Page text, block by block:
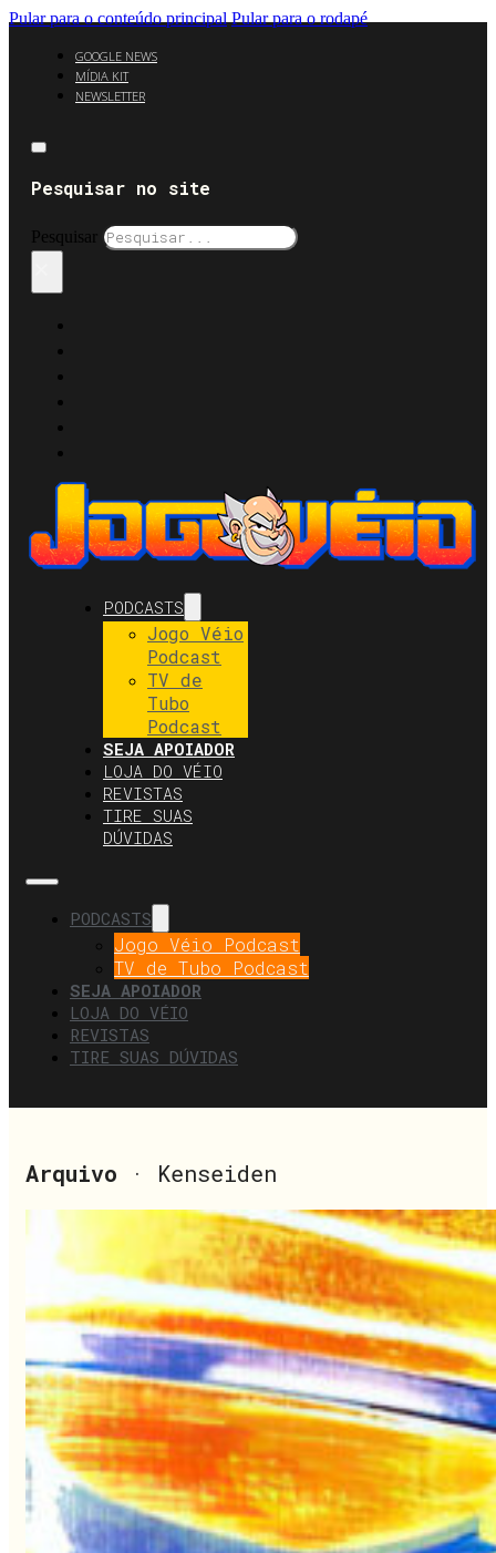
Pular para o conteúdo principal Pular para o rodapé
GOOGLE NEWS
MÍDIA KIT
NEWSLETTER
Pesquisar no site
Pesquisar
PODCASTS
Jogo Véio
Podcast
TV de
Tubo
Podcast
SEJA APOIADOR
LOJA DO VÉIO
REVISTAS
TIRE SUAS
DÚVIDAS
PODCASTS
Jogo Véio Podcast
TV de Tubo Podcast
SEJA APOIADOR
LOJA DO VÉIO
REVISTAS
TIRE SUAS DÚVIDAS
Arquivo · Kenseiden